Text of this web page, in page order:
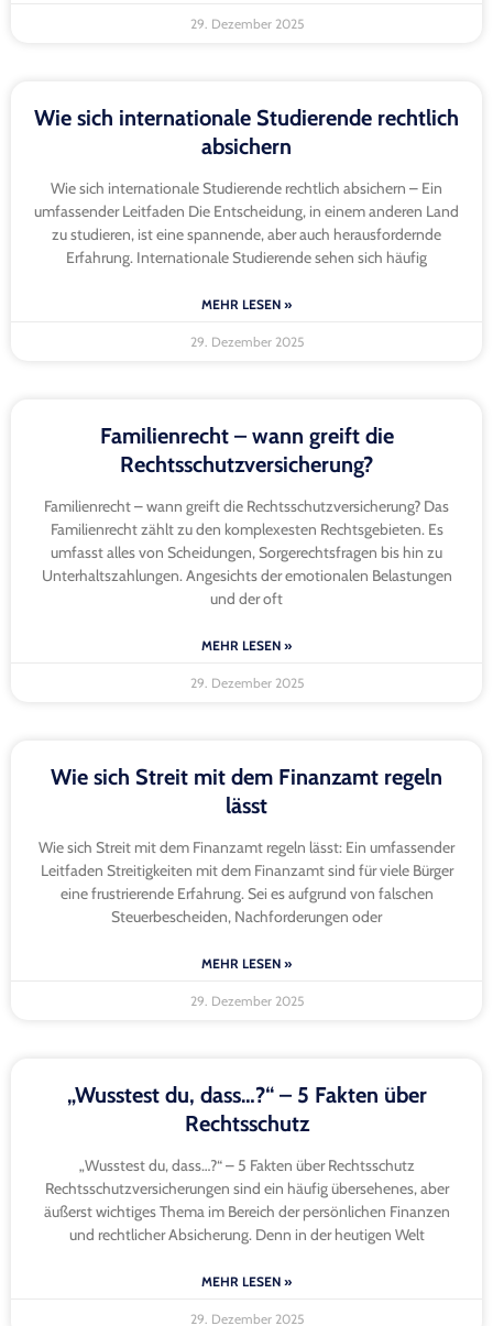
29. Dezember 2025
Wie sich internationale Studierende rechtlich
absichern
Wie sich internationale Studierende rechtlich absichern – Ein
umfassender Leitfaden Die Entscheidung, in einem anderen Land
zu studieren, ist eine spannende, aber auch herausfordernde
Erfahrung. Internationale Studierende sehen sich häufig
MEHR LESEN »
29. Dezember 2025
Familienrecht – wann greift die
Rechtsschutzversicherung?
Familienrecht – wann greift die Rechtsschutzversicherung? Das
Familienrecht zählt zu den komplexesten Rechtsgebieten. Es
umfasst alles von Scheidungen, Sorgerechtsfragen bis hin zu
Unterhaltszahlungen. Angesichts der emotionalen Belastungen
und der oft
MEHR LESEN »
29. Dezember 2025
Wie sich Streit mit dem Finanzamt regeln
lässt
Wie sich Streit mit dem Finanzamt regeln lässt: Ein umfassender
Leitfaden Streitigkeiten mit dem Finanzamt sind für viele Bürger
eine frustrierende Erfahrung. Sei es aufgrund von falschen
Steuerbescheiden, Nachforderungen oder
MEHR LESEN »
29. Dezember 2025
„Wusstest du, dass…?“ – 5 Fakten über
Rechtsschutz
„Wusstest du, dass…?“ – 5 Fakten über Rechtsschutz
Rechtsschutzversicherungen sind ein häufig übersehenes, aber
äußerst wichtiges Thema im Bereich der persönlichen Finanzen
und rechtlicher Absicherung. Denn in der heutigen Welt
MEHR LESEN »
29. Dezember 2025